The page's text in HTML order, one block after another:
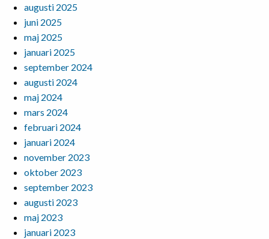
augusti 2025
juni 2025
maj 2025
januari 2025
september 2024
augusti 2024
maj 2024
mars 2024
februari 2024
januari 2024
november 2023
oktober 2023
september 2023
augusti 2023
maj 2023
januari 2023